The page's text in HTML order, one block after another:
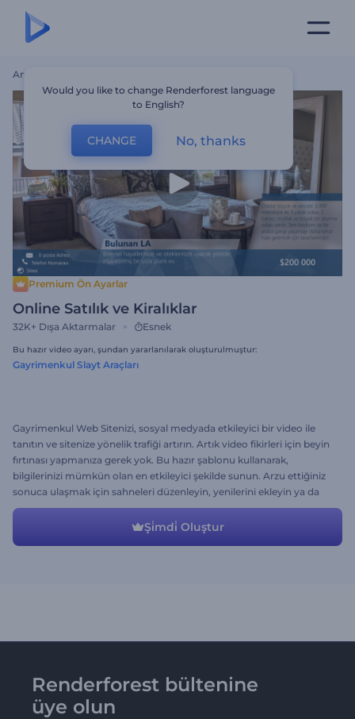
Ana Sayfa
Premium Ön Ayarlar
Online Satılık ve Kiralıklar
32K+ Dışa Aktarmalar Esnek
Bu hazır video ayarı, şundan yararlanılarak oluşturulmuştur:
Gayrimenkul Slayt Araçları
Gayrimenkul Web Sitenizi, sosyal medyada etkileyici bir video ile
tanıtın ve sitenize yönelik trafiği artırın. Artık video fikirleri için beyin
fırtınası yapmanıza gerek yok. Bu hazır şablonu kullanarak,
bilgilerinizi mümkün olan en etkileyici şekilde sunun. Arzu ettiğiniz
sonuca ulaşmak için sahneleri düzenleyin, yenilerini ekleyin ya da
işinize yaramayanları çıkarın.
Şi̇mdi̇ Oluştur
Renderforest bültenine
üye olun
Would you like to change Renderforest language
to English?
CHANGE No, thanks